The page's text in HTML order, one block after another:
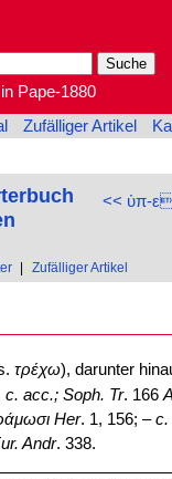
Pape-1880
Zufälliger Artikel
<< ὑπ-
Zufälliger Artikel
τρέχω), darunter
c. acc.; Soph. Tr. 166
Her. 1, 156; –c.
Andr. 338.